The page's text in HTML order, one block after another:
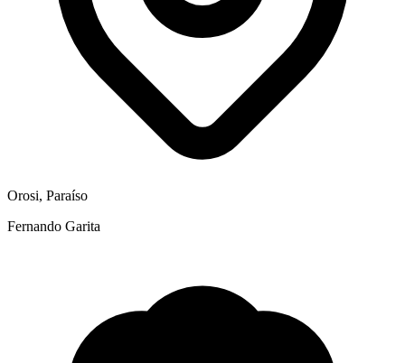
Orosi, Paraíso
Fernando Garita